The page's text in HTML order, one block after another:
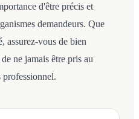
d'être précis et
demandeurs. Que
assurez-vous de bien
ne jamais être pris au